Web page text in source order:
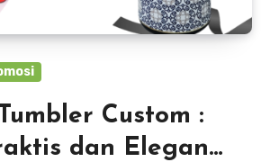
Custom :
dan Elegan